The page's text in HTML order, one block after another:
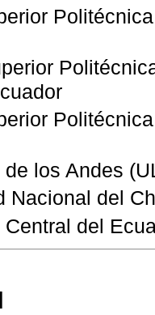
los Andes
Nacional del
del